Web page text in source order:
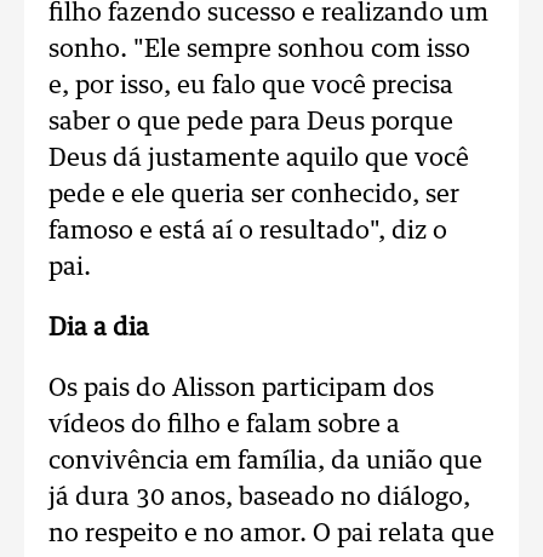
filho fazendo sucesso e realizando um
sonho. "Ele sempre sonhou com isso
e, por isso, eu falo que você precisa
saber o que pede para Deus porque
Deus dá justamente aquilo que você
pede e ele queria ser conhecido, ser
famoso e está aí o resultado", diz o
pai.
Dia a dia
Os pais do Alisson participam dos
vídeos do filho e falam sobre a
convivência em família, da união que
já dura 30 anos, baseado no diálogo,
no respeito e no amor. O pai relata que